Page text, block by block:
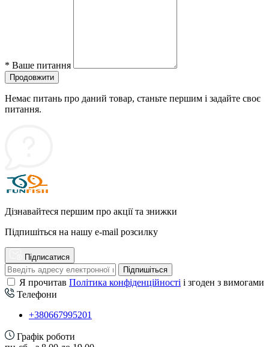
* Ваше питання
Продовжити
Немає питань про даний товар, станьте першим і задайте своє
питання.
Дізнавайтеся першим про акції та знижки
Підпишіться на нашу e-mail розсилку
Підписатися
Підпишіться
Я прочитав Політика конфіденційності і згоден з вимогами
Телефони
+380667995201
Графік роботи